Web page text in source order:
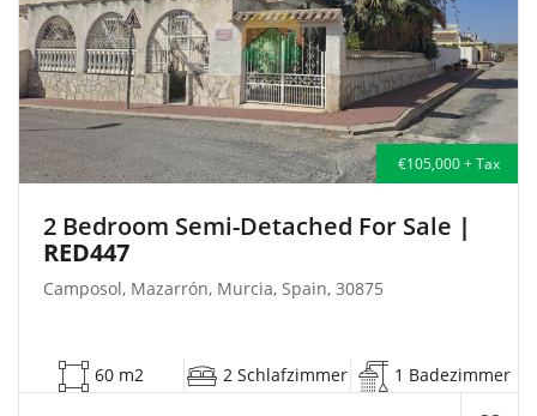
€105,000 + Tax
2 Bedroom Semi-Detached For Sale |
RED447
Camposol, Mazarrón, Murcia, Spain, 30875
60 m2 2 Schlafzimmer 1 Badezimmer